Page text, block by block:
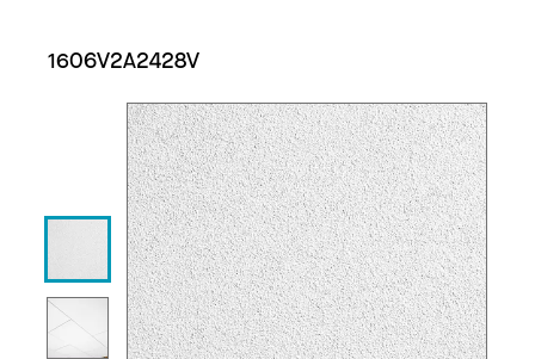
1606V2A2428V